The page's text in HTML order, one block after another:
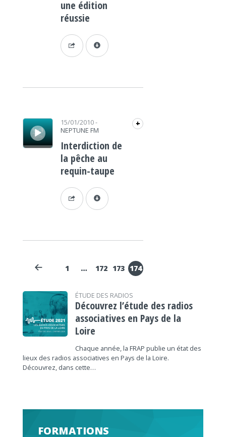
une édition
réussie
Lecteur audio 15/01/2010-
NEPTUNE FM
+
Interdiction de
la pêche au
requin-taupe
1 … 172 173 174
ÉTUDE DES RADIOS
Découvrez l’étude des radios
associatives en Pays de la
Loire
Chaque année, la FRAP publie un état des
lieux des radios associatives en Pays de la Loire.
Découvrez, dans cette…
FORMATIONS